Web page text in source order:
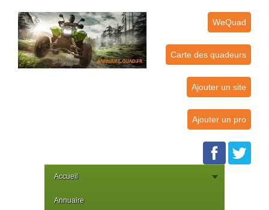
WeQuad
Carte des quadeurs
Ajouter un site
Ajouter un pro
Accueil
Annuaire